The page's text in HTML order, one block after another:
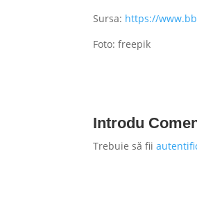
Sursa: https://
Foto: freepik
Introdu
Trebuie să fii